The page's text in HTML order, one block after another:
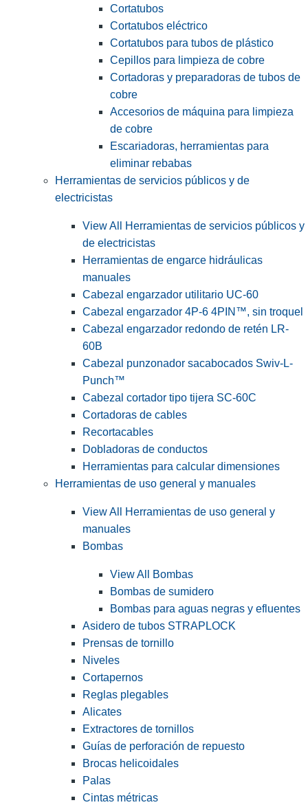
Cortatubos
Cortatubos eléctrico
Cortatubos para tubos de plástico
Cepillos para limpieza de cobre
Cortadoras y preparadoras de tubos de
cobre
Accesorios de máquina para limpieza
de cobre
Escariadoras, herramientas para
eliminar rebabas
Herramientas de servicios públicos y de
electricistas
View All Herramientas de servicios públicos y
de electricistas
Herramientas de engarce hidráulicas
manuales
Cabezal engarzador utilitario UC-60
Cabezal engarzador 4P-6 4PIN™, sin troquel
Cabezal engarzador redondo de retén LR-
60B
Cabezal punzonador sacabocados Swiv-L-
Punch™
Cabezal cortador tipo tijera SC-60C
Cortadoras de cables
Recortacables
Dobladoras de conductos
Herramientas para calcular dimensiones
Herramientas de uso general y manuales
View All Herramientas de uso general y
manuales
Bombas
View All Bombas
Bombas de sumidero
Bombas para aguas negras y efluentes
Asidero de tubos STRAPLOCK
Prensas de tornillo
Niveles
Cortapernos
Reglas plegables
Alicates
Extractores de tornillos
Guías de perforación de repuesto
Brocas helicoidales
Palas
Cintas métricas